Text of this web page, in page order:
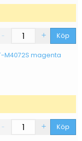
Köp
M4072S magenta
Köp